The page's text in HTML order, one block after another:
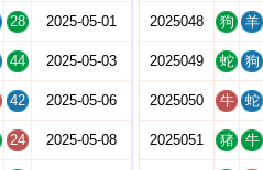
28 2025-05-01
44 2025-05-03
42 2025-05-06
24 2025-05-08
2025048 狗 羊
2025049 蛇 狗
2025050 牛 蛇
2025051 猪 牛